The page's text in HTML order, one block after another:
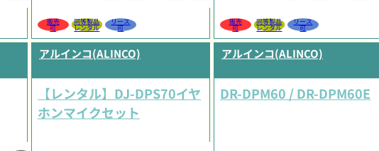
販売
可
同等製品
レンタル
リース
可
販売
可
同等製品
レンタル
リース
可
アルインコ(ALINCO)
【レンタル】DJ-DPS70イヤ
ホンマイクセット
アルインコ(ALINCO)
DR-DPM60 / DR-DPM60E